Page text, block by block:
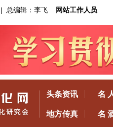
| 总编辑：李飞 网站工作人员
头条资讯 名
地方传真 名